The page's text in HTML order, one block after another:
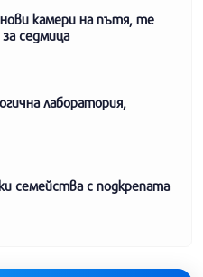
камери на пътя, те
седмица
лаборатория,
семейства с подкрепата